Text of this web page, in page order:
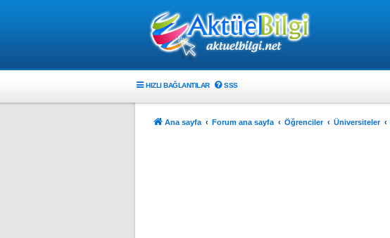
HIZLI BAĞLANTILAR SSS
Ana sayfa Forum ana sayfa Öğrenciler Üniversiteler